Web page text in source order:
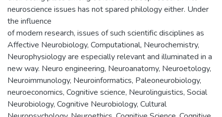
neuroscience issues has not spared philology either. Under
the influence
of modern research, issues of such scientific disciplines as
Affective Neurobiology, Computational, Neurochemistry,
Neurophysiology are especially relevant and illuminated in a
new way. Neuro engineering, Neuroanatomy, Neuroetology,
Neuroimmunology, Neuroinformatics, Paleoneurobiology,
neuroeconomics, Cognitive science, Neurolinguistics, Social
Neurobiology, Cognitive Neurobiology, Cultural